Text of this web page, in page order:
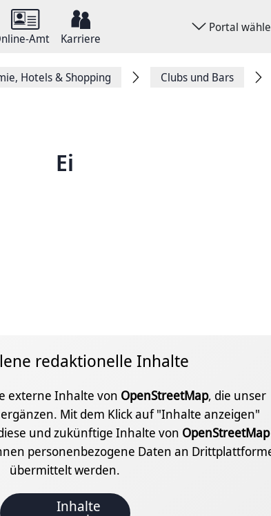
Amt Karriere
Portal
Hotels & Shopping Clubs und Bars
Ei
redaktionelle Inhalte
externe Inhalte von OpenStreetMap, die unser
Mit dem Klick auf "Inhalte anzeigen"
und zukünftige Inhalte von OpenStreetMap
personenbezogene Daten an
übermittelt werden.
Inhalte